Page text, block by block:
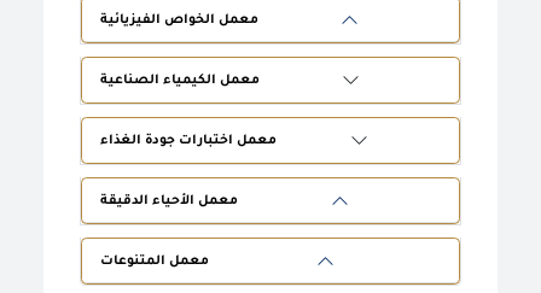
معمل الخواص الفيزيائية
معمل الكيمياء الصناعية
معمل اختبارات جودة الغذاء
معمل الأحياء الدقيقة
معمل المتنوعات